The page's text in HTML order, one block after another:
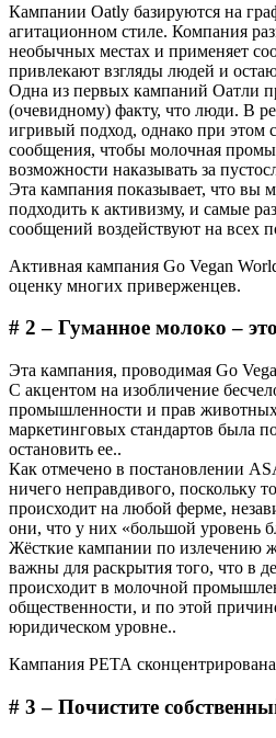
Кампании Oatly базируются на
агитационном стиле. Компания
необычных местах и применяет
привлекают взгляды людей и
Одна из первых кампаний Оатли
(очевидному) факту, что люди. В
игривый подход, однако при этом
сообщения, чтобы молочная
возможности наказывать за
Эта кампания показывает, что вы
подходить к активизму, и самые
сообщений воздействуют на всех
Активная кампания Go Vegan
оценку многих приверженцев.
# 2 – Гуманное молоко –
Эта кампания, проводимая Go
С акцентом на изобличение
промышленности и прав
маркетинговых стандартов была
остановить ее..
Как отмечено в постановлении
ничего неправдивого, поскольку
происходит на любой ферме,
они, что у них «большой уровень
Жёсткие кампании по излечению
важны для раскрытия того, что в
происходит в молочной
общественности, и по этой
юридическом уровне..
Кампания РЕТА
# 3 – Почистите